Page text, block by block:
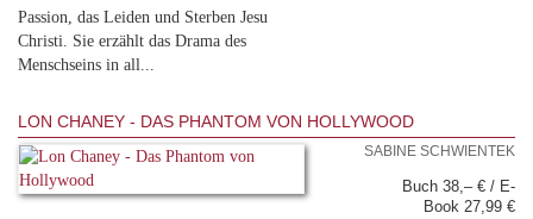
Passion, das Leiden und Sterben Jesu
Christi. Sie erzählt das Drama des
Menschseins in all...
LON CHANEY - DAS PHANTOM VON HOLLYWOOD
SABINE SCHWIENTEK
Buch 38,– € / E-
Book 27,99 €